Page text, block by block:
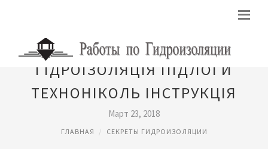
ГІДРОІЗОЛЯЦІЯ ПІДЛОГИ
ТЕХНОНІКОЛЬ ІНСТРУКЦІЯ
Март 23, 2018
ГЛАВНАЯ СЕКРЕТЫ ГИДРОИЗОЛЯЦИИ